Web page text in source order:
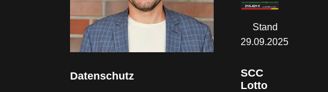
Datenschutz
Stand
29.09.2025
SCC
Lotto